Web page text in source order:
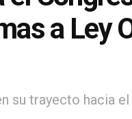
a Ley
su trayecto hacia